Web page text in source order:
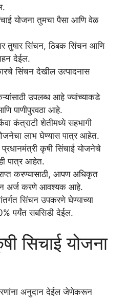
योजना तुमचा पैसा आणि वेळ
तुषार सिंचन, ठिबक सिंचन आणि
देईल.
सिंचन देखील उत्पादनास
उपलब्ध आहे ज्यांच्याकडे
पाणीपुरवठा आहे.
कंत्राटी शेतीमध्ये सहभागी
लाभ घेण्यास पात्र आहेत.
कृषी सिंचाई योजनेचे
पात्र आहेत.
करण्यासाठी, आपण अधिकृत
अर्ज करणे आवश्यक आहे.
सिंचन उपकरणे घेण्याच्या
पर्यंत सबसिडी देईल.
सिचाई योजना
अनुदान देईल जेणेकरून